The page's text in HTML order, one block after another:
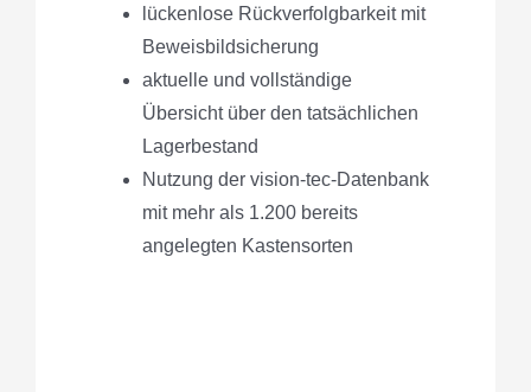
lückenlose Rückverfolgbarkeit mit
Beweisbildsicherung
aktuelle und vollständige
Übersicht über den tatsächlichen
Lagerbestand
Nutzung der vision-tec-Datenbank
mit mehr als 1.200 bereits
angelegten Kastensorten